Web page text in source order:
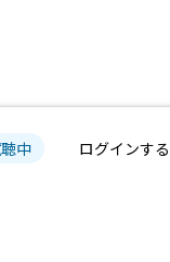
中 ログインす